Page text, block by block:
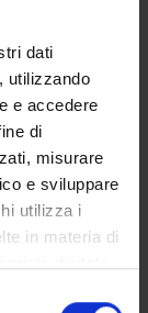
dati
utilizzando
e accedere
di
misurare
e sviluppare
utilizza i
in materia di